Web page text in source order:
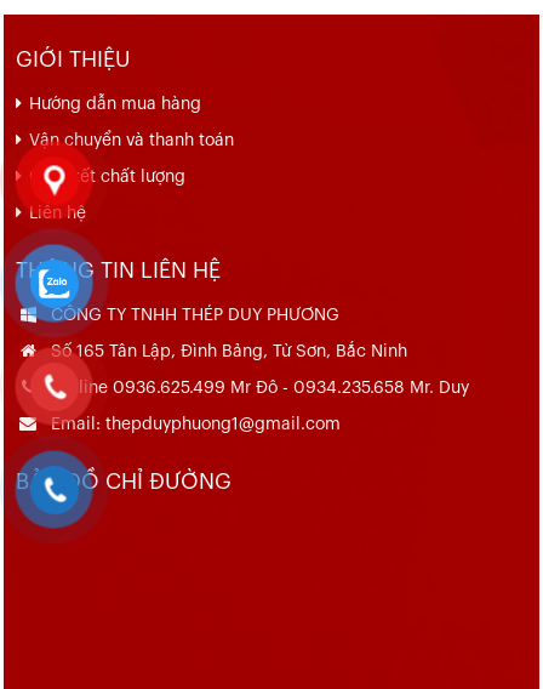
GIỚI THIỆU
Hướng dẫn mua hàng
Vận chuyển và thanh toán
Cam kết chất lượng
Liên hệ
THÔNG TIN LIÊN HỆ
CÔNG TY TNHH THÉP DUY PHƯƠNG
Số 165 Tân Lập, Đình Bảng, Từ Sơn, Bắc Ninh
Hotline 0936.625.499 Mr Đô - 0934.235.658 Mr. Duy
Email: thepduyphuong1@gmail.com
BẢN ĐỒ CHỈ ĐƯỜNG